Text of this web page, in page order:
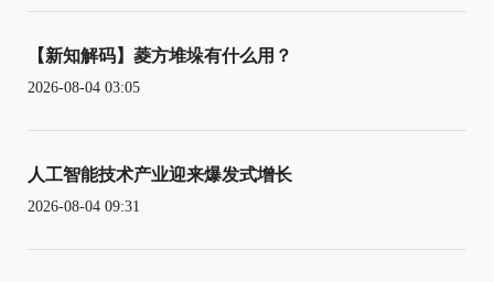
【新知解码】菱方堆垛有什么用？
2026-08-04 03:05
人工智能技术产业迎来爆发式增长
2026-08-04 09:31